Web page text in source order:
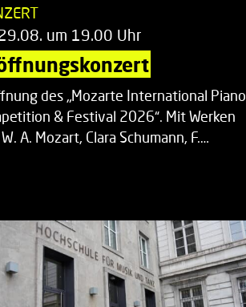
um 19.00 Uhr
des „Mozarte International Piano
& Festival 2026“. Mit Werken
A. Mozart, Clara Schumann, F.…